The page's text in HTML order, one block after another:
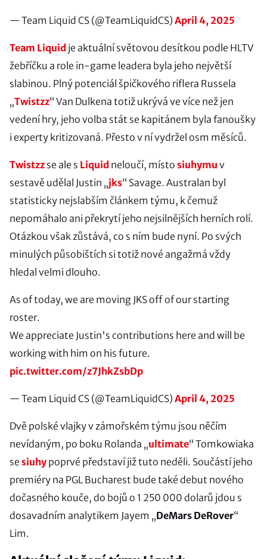
— Team Liquid CS (@TeamLiquidCS) April 4, 2025
Team Liquid je aktuální světovou desítkou podle HLTV
žebříčku a role in-game leadera byla jeho největší
slabinou. Plný potenciál špičkového riflera Russela
„Twistzz“ Van Dulkena totiž ukrývá ve více než jen
vedení hry, jeho volba stát se kapitánem byla fanoušky
i experty kritizovaná. Přesto v ní vydržel osm měsíců.
Twistzz se ale s Liquid neloučí, místo siuhymu v
sestavě udělal Justin „jks“ Savage. Australan byl
statisticky nejslabším článkem týmu, k čemuž
nepomáhalo ani překrytí jeho nejsilnějších herních rolí.
Otázkou však zůstává, co s ním bude nyní. Po svých
minulých působištích si totiž nové angažmá vždy
hledal velmi dlouho.
As of today, we are moving JKS off of our starting
roster.
We appreciate Justin's contributions here and will be
working with him on his future.
pic.twitter.com/z7JhkZsbDp
— Team Liquid CS (@TeamLiquidCS) April 4, 2025
Dvě polské vlajky v zámořském týmu jsou něčím
nevídaným, po boku Rolanda „ultimate“ Tomkowiaka
se siuhy poprvé představí již tuto neděli. Součástí jeho
premiéry na PGL Bucharest bude také debut nového
dočasného kouče, do bojů o 1 250 000 dolarů jdou s
dosavadním analytikem Jayem „⁠DeMars DeRover⁠“
Lim.